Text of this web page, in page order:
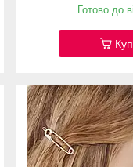
Готово до